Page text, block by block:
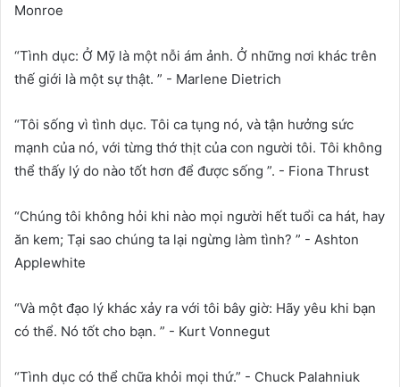
Monroe
“Tình dục: Ở Mỹ là một nỗi ám ảnh. Ở những nơi khác trên
thế giới là một sự thật. ” - Marlene Dietrich
“Tôi sống vì tình dục. Tôi ca tụng nó, và tận hưởng sức
mạnh của nó, với từng thớ thịt của con người tôi. Tôi không
thể thấy lý do nào tốt hơn để được sống ”. - Fiona Thrust
“Chúng tôi không hỏi khi nào mọi người hết tuổi ca hát, hay
ăn kem; Tại sao chúng ta lại ngừng làm tình? ” - Ashton
Applewhite
“Và một đạo lý khác xảy ra với tôi bây giờ: Hãy yêu khi bạn
có thể. Nó tốt cho bạn. ” - Kurt Vonnegut
“Tình dục có thể chữa khỏi mọi thứ.” - Chuck Palahniuk